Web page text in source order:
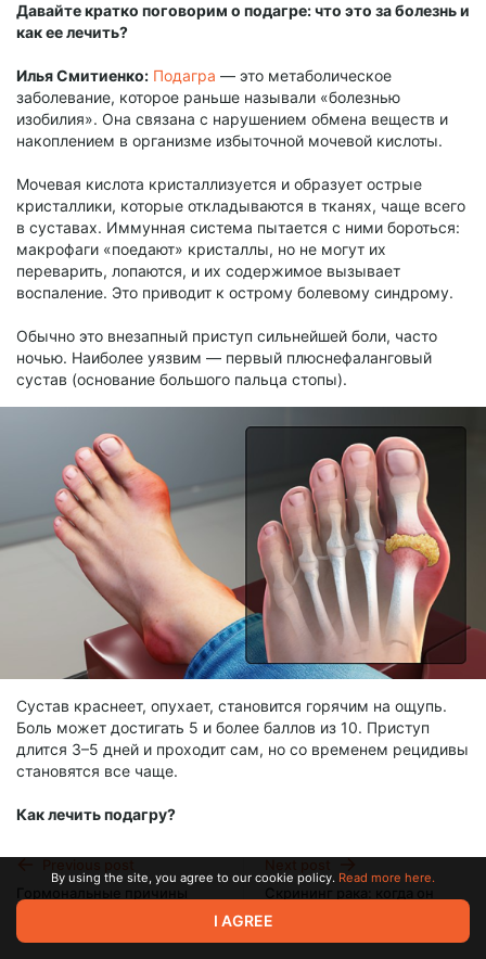
Давайте кратко поговорим о подагре: что это за болезнь и
как ее лечить?
Илья Смитиенко: Подагра — это метаболическое
заболевание, которое раньше называли «болезнью
изобилия». Она связана с нарушением обмена веществ и
накоплением в организме избыточной мочевой кислоты.
Мочевая кислота кристаллизуется и образует острые
кристаллики, которые откладываются в тканях, чаще всего
в суставах. Иммунная система пытается с ними бороться:
макрофаги «поедают» кристаллы, но не могут их
переварить, лопаются, и их содержимое вызывает
воспаление. Это приводит к острому болевому синдрому.
Обычно это внезапный приступ сильнейшей боли, часто
ночью. Наиболее уязвим — первый плюснефаланговый
сустав (основание большого пальца стопы).
Сустав краснеет, опухает, становится горячим на ощупь.
Боль может достигать 5 и более баллов из 10. Приступ
длится 3–5 дней и проходит сам, но со временем рецидивы
становятся все чаще.
Как лечить подагру?
Илья Смитиенко: Лечение делится на два этапа:
1. Купирование острого приступа:
• Нестероидные противовоспалительные препараты
повышения давления
Feb 07 2025 10:50
By using the site, you agree to our cookie policy. Read more here.
I AGREE